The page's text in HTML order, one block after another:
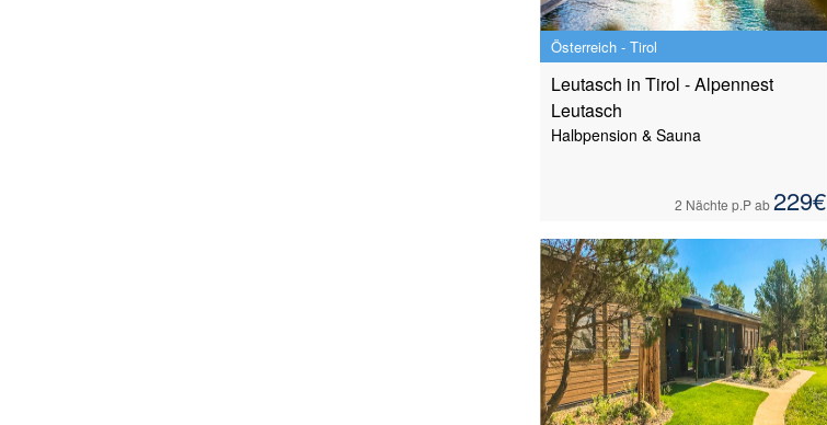
Österreich - Tirol
Leutasch in Tirol - Alpennest
Leutasch
Halbpension & Sauna
2 Nächte p.P ab 229€